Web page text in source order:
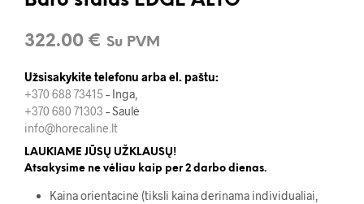
322.00 € Su PVM
Užsisakykite telefonu arba el. paštu:
+370 688 73415 – Inga,
+370 680 71303 – Saulė
info@horecaline.lt
LAUKIAME JŪSŲ UŽKLAUSŲ!
Atsakysime ne vėliau kaip per 2 darbo dienas.
Kaina orientacinė (tiksli kaina derinama individualiai,